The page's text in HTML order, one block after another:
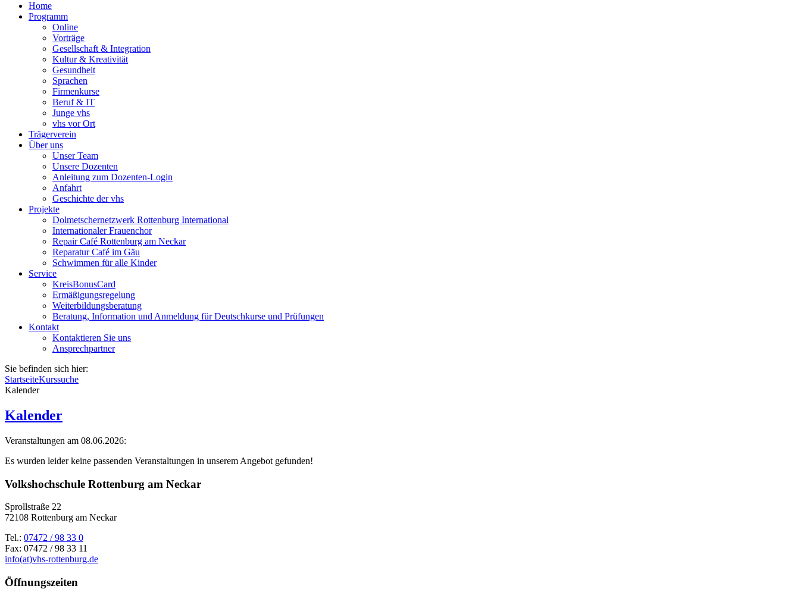
Home
Programm
Online
Vorträge
Gesellschaft & Integration
Kultur & Kreativität
Gesundheit
Sprachen
Firmenkurse
Beruf & IT
Junge vhs
vhs vor Ort
Trägerverein
Über uns
Unser Team
Unsere Dozenten
Anleitung zum Dozenten-Login
Anfahrt
Geschichte der vhs
Projekte
Dolmetschernetzwerk Rottenburg International
Internationaler Frauenchor
Repair Café Rottenburg am Neckar
Reparatur Café im Gäu
Schwimmen für alle Kinder
Service
KreisBonusCard
Ermäßigungsregelung
Weiterbildungsberatung
Beratung, Information und Anmeldung für Deutschkurse und Prüfungen
Kontakt
Kontaktieren Sie uns
Ansprechpartner
Sie befinden sich hier:
StartseiteKurssuche
Kalender
Kalender
Veranstaltungen am 08.06.2026:
Es wurden leider keine passenden Veranstaltungen in unserem Angebot gefunden!
Volkshochschule Rottenburg am Neckar
Sprollstraße 22
72108 Rottenburg am Neckar
Tel.: 07472 / 98 33 0
Fax: 07472 / 98 33 11
info(at)vhs-rottenburg.de
Öffnungszeiten